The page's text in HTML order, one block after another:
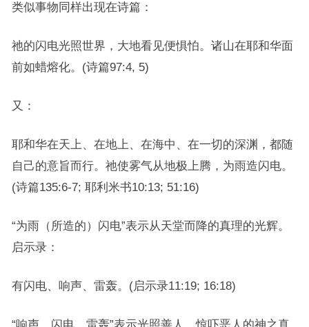
类似事物同样出现在诗篇：
祂的闪电光照世界，大地看见便惧怕。诸山在耶和华面
前如蜡熔化。(诗篇97:4, 5)
又：
耶和华在天上、在地上、在海中、在一切的深渊，都随
自己的意旨而行。祂使雾气从地极上腾，为雨造闪电。
(诗篇135:6-7; 耶利米书10:13; 51:16)
“为雨（所造的）闪电”表示从天堂而降的真理的光辉。
启示录：
有闪电、响声、雷轰。(启示录11:19; 16:18)
“响声、闪电、雷轰”表示光照善人，惊吓恶人的神之真